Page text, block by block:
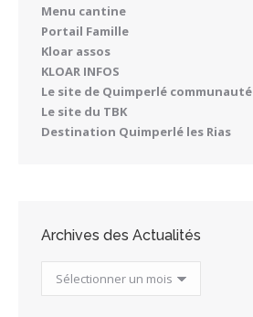
Menu cantine
Portail Famille
Kloar assos
KLOAR INFOS
Le site de Quimperlé communauté
Le site du TBK
Destination Quimperlé les Rias
Archives des Actualités
Archives
des